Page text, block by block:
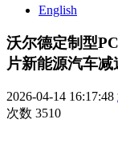
English
沃尔德定制型
片新能源汽车
2026-04-14 16:17:48
次数 3510